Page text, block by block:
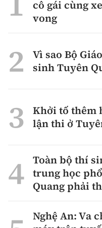
cô gái cùng
vong
Vì sao Bộ
sinh Tuyên
Khởi tố thêm
lận thi ở
Toàn bộ thí
trung học
Quang phải
Nghệ An: Va